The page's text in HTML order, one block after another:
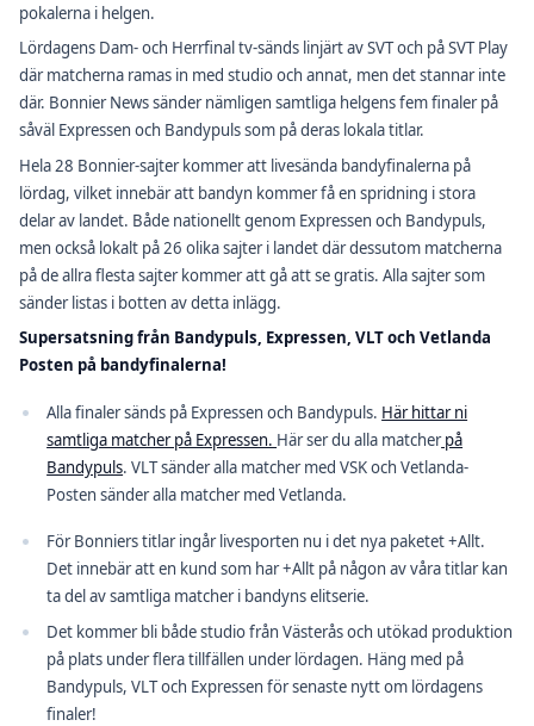
pokalerna i helgen.
Lördagens Dam- och Herrfinal tv-sänds linjärt av SVT och på SVT Play
där matcherna ramas in med studio och annat, men det stannar inte
där. Bonnier News sänder nämligen samtliga helgens fem finaler på
såväl Expressen och Bandypuls som på deras lokala titlar.
Hela 28 Bonnier-sajter kommer att livesända bandyfinalerna på
lördag, vilket innebär att bandyn kommer få en spridning i stora
delar av landet. Både nationellt genom Expressen och Bandypuls,
men också lokalt på 26 olika sajter i landet där dessutom matcherna
på de allra flesta sajter kommer att gå att se gratis. Alla sajter som
sänder listas i botten av detta inlägg.
Supersatsning från Bandypuls, Expressen, VLT och Vetlanda
Posten på bandyfinalerna!
Alla finaler sänds på Expressen och Bandypuls. Här hittar ni
samtliga matcher på Expressen. Här ser du alla matcherpå
Bandypuls. VLT sänder alla matcher med VSK och Vetlanda-
Posten sänder alla matcher med Vetlanda.
För Bonniers titlar ingår livesporten nu i det nya paketet +Allt.
Det innebär att en kund som har +Allt på någon av våra titlar kan
ta del av samtliga matcher i bandyns elitserie.
Det kommer bli både studio från Västerås och utökad produktion
på plats under flera tillfällen under lördagen. Häng med på
Bandypuls, VLT och Expressen för senaste nytt om lördagens
finaler!